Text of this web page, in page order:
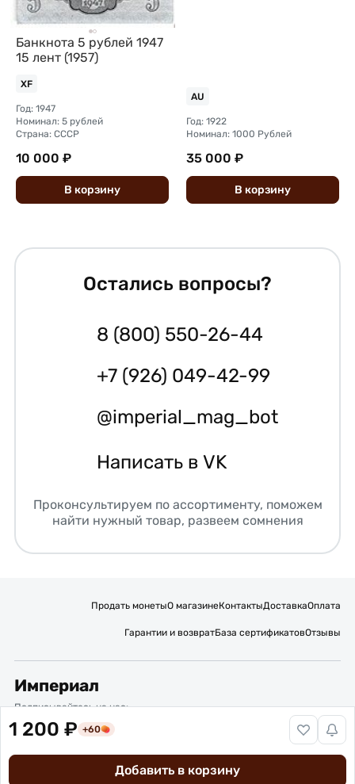
1 200 ₽ +60
Добавить в корзину
Банкнота 5 рублей 1947
15 лент (1957)
XF
Год: 1947
Номинал: 5 рублей
Страна: СССР
10 000 ₽
В корзину
AU
Год: 1922
Номинал: 1000 Рублей
35 000 ₽
В корзину
Остались вопросы?
8 (800) 550-26-44
+7 (926) 049-42-99
@imperial_mag_bot
Написать в VK
Проконсультируем по ассортименту, поможем
найти нужный товар, развеем сомнения
Продать монетыО магазинеКонтактыДоставкаОплата
Гарантии и возвратБаза сертификатовОтзывы
Империал
Подписывайтесь на нас:
Вакансии
Политика обработки персональных данных
© 2016 – 2026 ИП Титов Александр Михайлович